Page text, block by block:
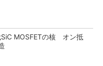
MOSFETの核 オン抵